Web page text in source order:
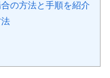
の方法と手順を紹介